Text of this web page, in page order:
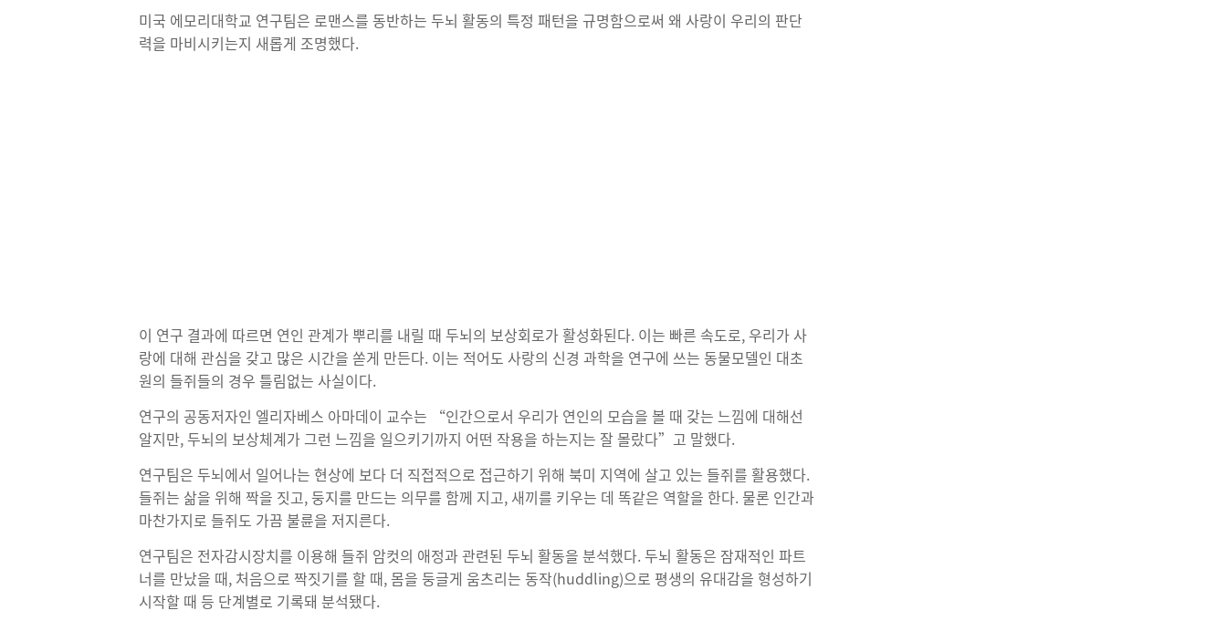
미국 에모리대학교 연구팀은 로맨스를 동반하는 두뇌 활동의 특정 패턴을 규명함으로써 왜 사랑이 우리의 판단
력을 마비시키는지 새롭게 조명했다.
이 연구 결과에 따르면 연인 관계가 뿌리를 내릴 때 두뇌의 보상회로가 활성화된다. 이는 빠른 속도로, 우리가 사
랑에 대해 관심을 갖고 많은 시간을 쏟게 만든다. 이는 적어도 사랑의 신경 과학을 연구에 쓰는 동물모델인 대초
원의 들쥐들의 경우 틀림없는 사실이다.
연구의 공동저자인 엘리자베스 아마데이 교수는 “인간으로서 우리가 연인의 모습을 볼 때 갖는 느낌에 대해선
알지만, 두뇌의 보상체계가 그런 느낌을 일으키기까지 어떤 작용을 하는지는 잘 몰랐다”고 말했다.
연구팀은 두뇌에서 일어나는 현상에 보다 더 직접적으로 접근하기 위해 북미 지역에 살고 있는 들쥐를 활용했다.
들쥐는 삶을 위해 짝을 짓고, 둥지를 만드는 의무를 함께 지고, 새끼를 키우는 데 똑같은 역할을 한다. 물론 인간과
마찬가지로 들쥐도 가끔 불륜을 저지른다.
연구팀은 전자감시장치를 이용해 들쥐 암컷의 애정과 관련된 두뇌 활동을 분석했다. 두뇌 활동은 잠재적인 파트
너를 만났을 때, 처음으로 짝짓기를 할 때, 몸을 둥글게 움츠리는 동작(huddling)으로 평생의 유대감을 형성하기
시작할 때 등 단계별로 기록돼 분석됐다.